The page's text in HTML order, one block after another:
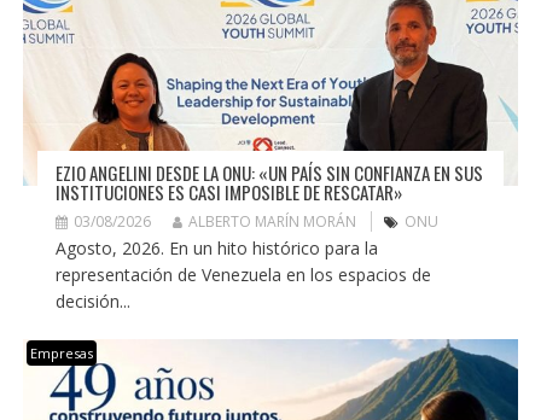
EZIO ANGELINI DESDE LA ONU: «UN PAÍS SIN CONFIANZA EN SUS
INSTITUCIONES ES CASI IMPOSIBLE DE RESCATAR»
03/08/2026 ALBERTO MARÍN MORÁN ONU
Agosto, 2026. En un hito histórico para la
representación de Venezuela en los espacios de
decisión...
Empresas